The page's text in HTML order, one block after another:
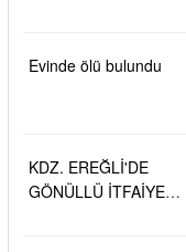
KALİTESİ
Evinde ölü bulundu
KDZ. EREĞLİ'DE
GÖNÜLLÜ İTFAİYECİ